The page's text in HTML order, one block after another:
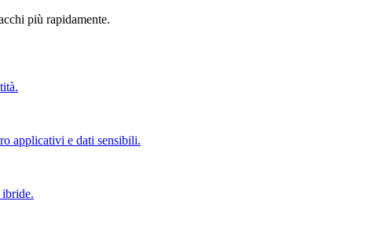
più rapidamente.
applicativi e dati sensibili.